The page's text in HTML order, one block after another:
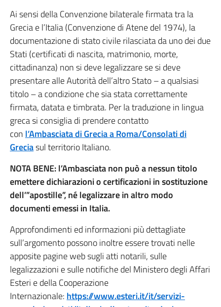
Ai sensi della Convenzione bilaterale firmata tra la
Grecia e l’Italia (Convenzione di Atene del 1974), la
documentazione di stato civile rilasciata da uno dei due
Stati (certificati di nascita, matrimonio, morte,
cittadinanza) non si deve legalizzare se si deve
presentare alle Autorità dell’altro Stato – a qualsiasi
titolo – a condizione che sia stata correttamente
firmata, datata e timbrata. Per la traduzione in lingua
greca si consiglia di prendere contatto
con l’Ambasciata di Grecia a Roma/Consolati di
Greciasul territorio Italiano.
NOTA BENE: l’Ambasciata non può a nessun titolo
emettere dichiarazioni o certificazioni in sostituzione
dell’”apostille”, né legalizzare in altro modo
documenti emessi in Italia.
Approfondimenti ed informazioni più dettagliate
sull’argomento possono inoltre essere trovati nelle
apposite pagine web sugli atti notarili, sulle
legalizzazioni e sulle notifiche del Ministero degli Affari
Esteri e della Cooperazione
Internazionale: https://www.esteri.it/it/servizi-